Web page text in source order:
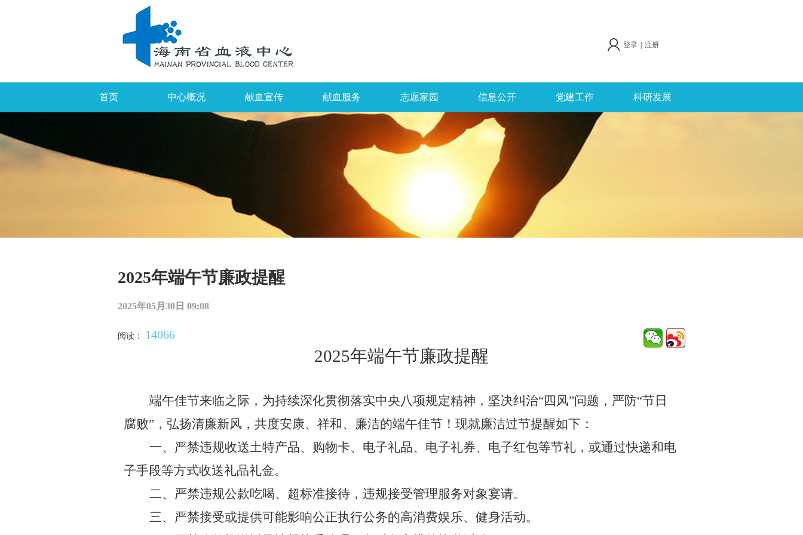
登录 注册
首页 中心概况 献血宣传 献血服务 志愿家园 信息公开 党建工作 科研发展
2025年端午节廉政提醒
2025年05月30日 09:08
阅读： 14066
2025年端午节廉政提醒
端午佳节来临之际，为持续深化贯彻落实中央八项规定精神，坚决纠治“四风”问题，严防“节日
腐败”，弘扬清廉新风，共度安康、祥和、廉洁的端午佳节！现就廉洁过节提醒如下：
一、严禁违规收送土特产品、购物卡、电子礼品、电子礼券、电子红包等节礼，或通过快递和电
子手段等方式收送礼品礼金。
二、严禁违规公款吃喝、超标准接待，违规接受管理服务对象宴请。
三、严禁接受或提供可能影响公正执行公务的高消费娱乐、健身活动。